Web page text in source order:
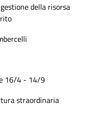
della risorsa
16/4 - 14/9
straordinaria